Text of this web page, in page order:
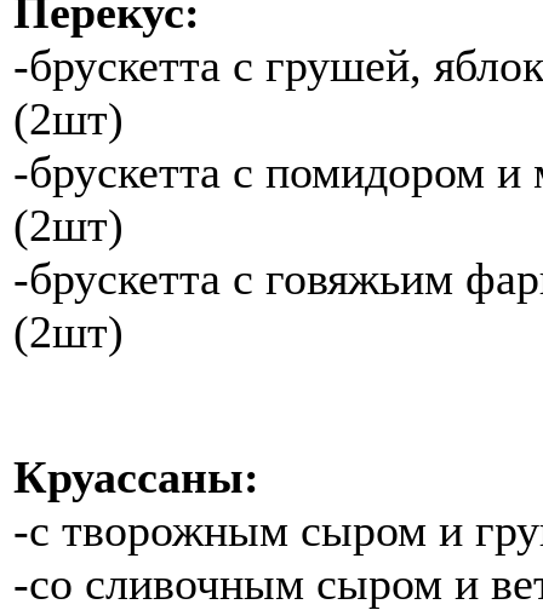
Перекус:
-брускетта с грушей,
(2шт)
-брускетта с помидором и
(2шт)
-брускетта с говяжьим
(2шт)
Круассаны:
-с творожным сыром и
-со сливочным сыром и